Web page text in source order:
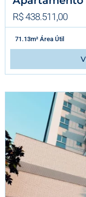
R$ 438.511,00
71.13m² Área Útil